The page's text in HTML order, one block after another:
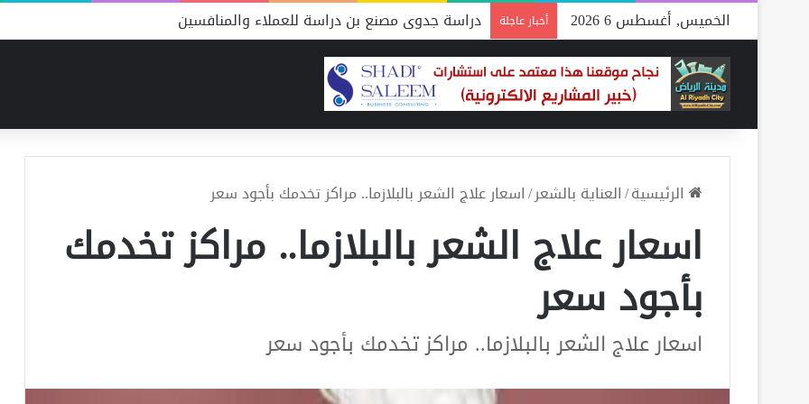
الخميس, أغسطس 6 2026 أخبار عاجلة دراسة جدوى مصنع بن دراسة للعملاء والمنافسين
الرئيسية/العناية بالشعر/اسعار علاج الشعر بالبلازما.. مراكز تخدمك بأجود سعر
اسعار علاج الشعر بالبلازما.. مراكز تخدمك
بأجود سعر
اسعار علاج الشعر بالبلازما.. مراكز تخدمك بأجود سعر